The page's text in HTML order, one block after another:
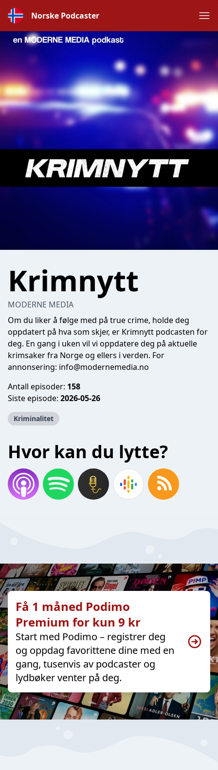
Norske Podcaster
Krimnytt
MODERNE MEDIA
Om du liker å følge med på true crime, holde deg
oppdatert på hva som skjer, er Krimnytt podcasten for
deg. En gang i uken vil vi oppdatere deg på aktuelle
krimsaker fra Norge og ellers i verden. For
annonsering: info@modernemedia.no
Antall episoder: 158
Siste episode: 2026-05-26
Kriminalitet
Hvor kan du lytte?
Få 1 måned Podimo
Premium for kun 9 kr
Start med Podimo – registrer deg
og oppdag favorittene dine med en
gang, tusenvis av podcaster og
lydbøker venter på deg.